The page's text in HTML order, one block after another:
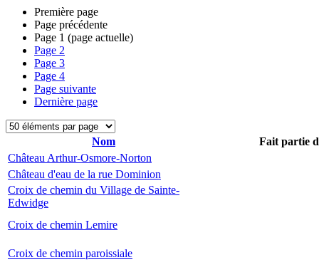
Première page
Page précédente
Page 1 (page actuelle)
Page 2
Page 3
Page 4
Page suivante
Dernière page
Nom
Fait partie
Château Arthur-Osmore-Norton
Château d'eau de la rue Dominion
Croix de chemin du Village de Sainte-
Edwidge
Croix de chemin Lemire
Croix de chemin paroissiale